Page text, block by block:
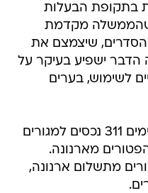
בתקופת הבעלות
שהממשלה מקדמת
שיצמצם את
הדבר ישפיע בעיקר על
לשימוש, בערים
בתל אביב למשל נמצא כי קיימים 311 נכסים למגורים
הפטורים מארנונה.
נכסים פטורים מתשלום ארנונה,